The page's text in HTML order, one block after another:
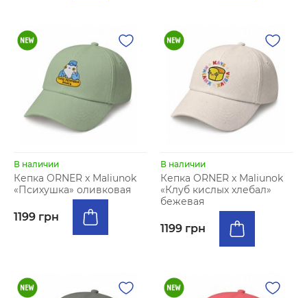
В наличии
Кепка ORNER x Maliunok
«Психушка» оливковая
1199 грн
В наличии
Кепка ORNER x Maliunok
«Клуб кислых хлебал»
бежевая
1199 грн